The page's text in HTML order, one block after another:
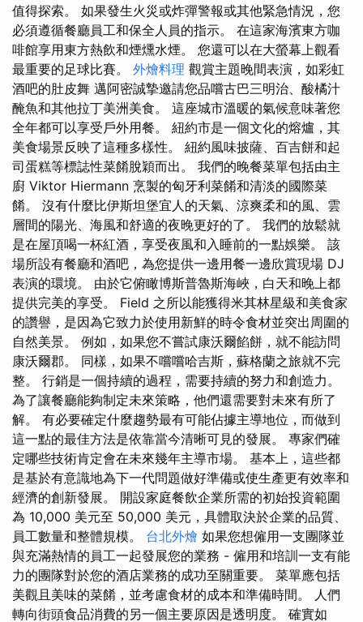
值得探索。 如果發生火災或炸彈警報或其他緊急情況，您
必須遵循餐廳員工和保全人員的指示。 在這家海濱東方咖
啡館享用東方熱飲和煙燻水煙。 您還可以在大螢幕上觀看
最重要的足球比賽。 外燴料理 觀賞主題晚間表演，如彩虹
酒吧的肚皮舞 邁阿密誠摯邀請您品嚐古巴三明治、酸橘汁
醃魚和其他拉丁美洲美食。 這座城市溫暖的氣候意味著您
全年都可以享受戶外用餐。 紐約市是一個文化的熔爐，其
美食場景反映了這種多樣性。 紐約風味披薩、百吉餅和起
司蛋糕等標誌性菜餚脫穎而出。 我們的晚餐菜單包括由主
廚 Viktor Hiermann 烹製的匈牙利菜餚和清淡的國際菜
餚。 沒有什麼比伊斯坦堡宜人的天氣、涼爽柔和的風、雲
層間的陽光、海風和舒適的夜晚更好的了。 我們的放鬆就
是在屋頂喝一杯紅酒，享受夜風和入睡前的一點娛樂。 該
場所設有餐廳和酒吧，為您提供一邊用餐一邊欣賞現場 DJ
表演的環境。 由於它俯瞰博斯普魯斯海峽，白天和晚上都
提供完美的享受。 Field 之所以能獲得米其林星級和美食家
的讚譽，是因為它致力於使用新鮮的時令食材並突出周圍的
自然美景。 例如，如果您不嘗試康沃爾餡餅，就不能訪問
康沃爾郡。 同樣，如果不嚐嚐哈吉斯，蘇格蘭之旅就不完
整。 行銷是一個持續的過程，需要持續的努力和創造力。
為了讓餐廳能夠制定未來策略，他們還需要對未來有所了
解。 有必要確定什麼趨勢最有可能佔據主導地位，而做到
這一點的最佳方法是依靠當今清晰可見的發展。 專家們確
定哪些技術肯定會在未來幾年主導市場。 基本上，這些都
是基於有意識地為下一代問題做好準備或使生產更有效率和
經濟的創新發展。 開設家庭餐飲企業所需的初始投資範圍
為 10,000 美元至 50,000 美元，具體取決於企業的品質、
員工數量和整體規模。 台北外燴 如果您想僱用一支團隊並
與充滿熱情的員工一起發展您的業務 - 僱用和培訓一支有能
力的團隊對於您的酒店業務的成功至關重要。 菜單應包括
美觀且美味的菜餚，並考慮食材的成本和準備時間。 人們
轉向街頭食品消費的另一個主要原因是透明度。 確實如